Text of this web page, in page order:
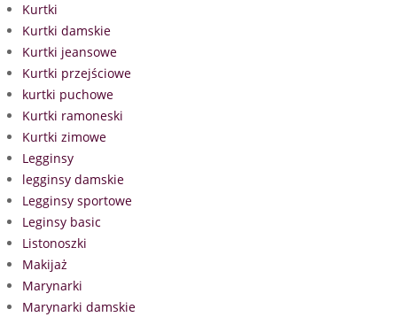
Kurtki
Kurtki damskie
Kurtki jeansowe
Kurtki przejściowe
kurtki puchowe
Kurtki ramoneski
Kurtki zimowe
Legginsy
legginsy damskie
Legginsy sportowe
Leginsy basic
Listonoszki
Makijaż
Marynarki
Marynarki damskie